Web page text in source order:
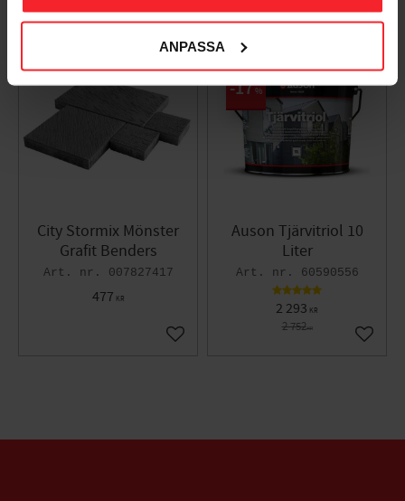
ANPASSA
Lägg till i favoriter
+4 Lägg
City Stormix Mönster
Grafit Benders
007827417
477 KR
Lägg till i favoriter
Auson Tjärvitriol 10
Liter
60590556
2 293 KR
2 752KR
17%
Lägg